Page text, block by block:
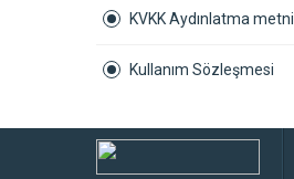
KVKK Aydınlatma metni
Kullanım Sözleşmesi